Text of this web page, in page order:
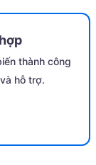
thành công
hỗ trợ.